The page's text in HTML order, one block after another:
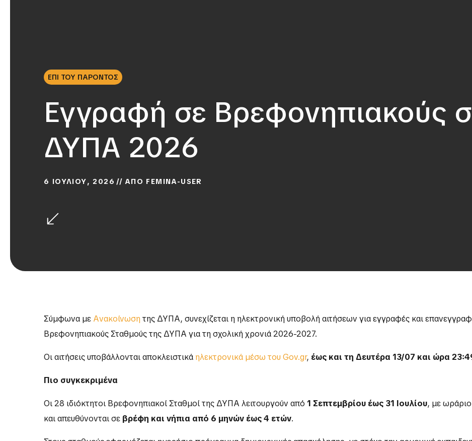
ΕΠΙ ΤΟΥ ΠΑΡΟΝΤΟΣ
Εγγραφή σε Βρεφονηπιακούς
ΔΥΠΑ 2026
6 ΙΟΥΛΙΟΥ, 2026 ΑΠΟ FEMINA-USER
Σύμφωνα με Ανακοίνωσητης ΔΥΠΑ, συνεχίζεται η ηλεκτρονική υποβολή αιτήσεων για εγγραφές και
Βρεφονηπιακούς Σταθμούς της ΔΥΠΑ για τη σχολική χρονιά 2026-2027.
Οι αιτήσεις υποβάλλονται αποκλειστικά ηλεκτρονικά μέσω του Gov.gr, έως και τη Δευτέρα 13/07 και ώρα
Πιο συγκεκριμένα
Οι 28 ιδιόκτητοι Βρεφονηπιακοί Σταθμοί της ΔΥΠΑ λειτουργούν από 1 Σεπτεμβρίου έως 31 Ιουλίου, με ωράριο
και απευθύνονται σε βρέφη και νήπια από 6 μηνών έως 4 ετών.